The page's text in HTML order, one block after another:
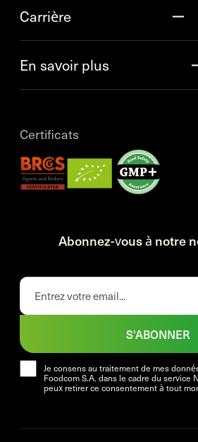
Carrière
En savoir plus
Certificats
Abonnez-vous à notre
Je consens au traitement de mes
Foodcom S.A. dans le cadre du service
peux retirer ce consentement à tout
S'ABONNER